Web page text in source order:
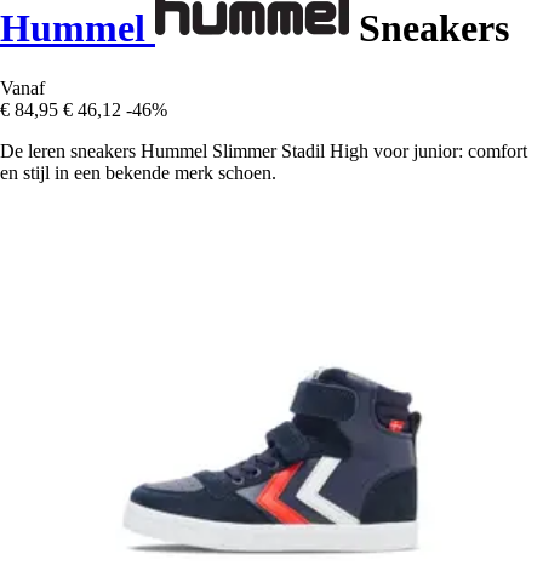
Hummel Sneakers
Vanaf
€ 84,95 € 46,12 -46%
De leren sneakers Hummel Slimmer Stadil High voor junior: comfort
en stijl in een bekende merk schoen.